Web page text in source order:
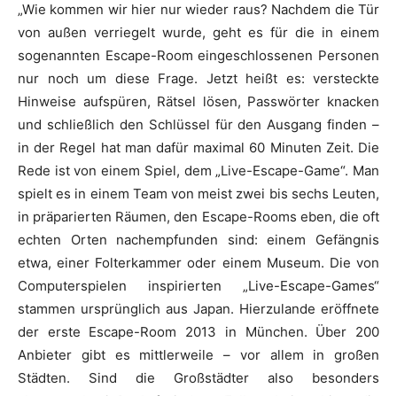
„Wie kommen wir hier nur wieder raus? Nachdem die Tür
von außen verriegelt wurde, geht es für die in einem
sogenannten Escape-Room eingeschlossenen Personen
nur noch um diese Frage. Jetzt heißt es: versteckte
Hinweise aufspüren, Rätsel lösen, Passwörter knacken
und schließlich den Schlüssel für den Ausgang finden –
in der Regel hat man dafür maximal 60 Minuten Zeit. Die
Rede ist von einem Spiel, dem „Live-Escape-Game“. Man
spielt es in einem Team von meist zwei bis sechs Leuten,
in präparierten Räumen, den Escape-Rooms eben, die oft
echten Orten nachempfunden sind: einem Gefängnis
etwa, einer Folterkammer oder einem Museum. Die von
Computerspielen inspirierten „Live-Escape-Games“
stammen ursprünglich aus Japan. Hierzulande eröffnete
der erste Escape-Room 2013 in München. Über 200
Anbieter gibt es mittlerweile – vor allem in großen
Städten. Sind die Großstädter also besonders